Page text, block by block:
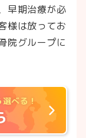
早期治療が必
様は放ってお
院グループに
べる！